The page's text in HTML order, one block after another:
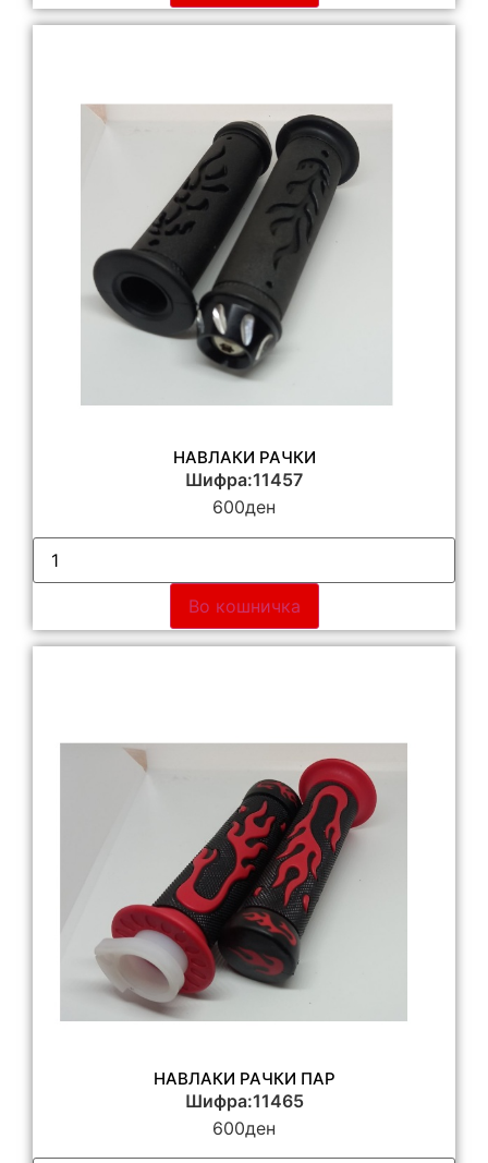
НАВЛАКИ РАЧКИ
Шифра:11457
600ден
Во кошничка
НАВЛАКИ РАЧКИ ПАР
Шифра:11465
600ден